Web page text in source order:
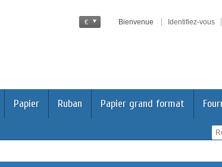
Bienvenue Identifiez-vous
€
Papier Ruban Papier grand format